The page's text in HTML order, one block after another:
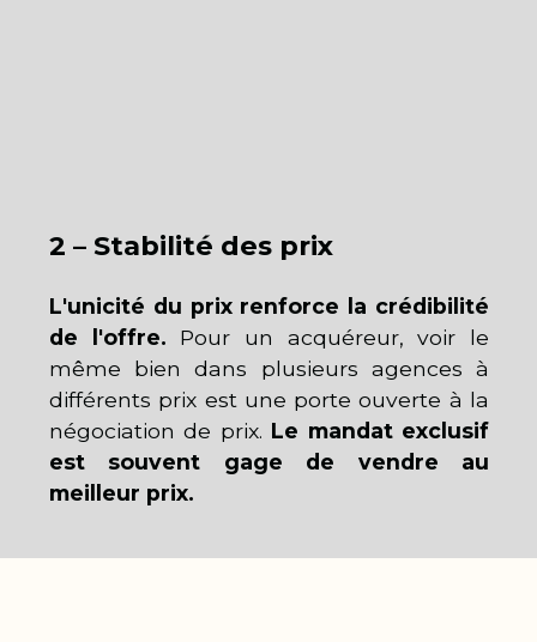
2 – Stabilité des prix
L'unicité du prix renforce la crédibilité
de l'offre. Pour un acquéreur, voir le
même bien dans plusieurs agences à
différents prix est une porte ouverte à la
négociation de prix. Le mandat exclusif
est souvent gage de vendre au
meilleur prix.